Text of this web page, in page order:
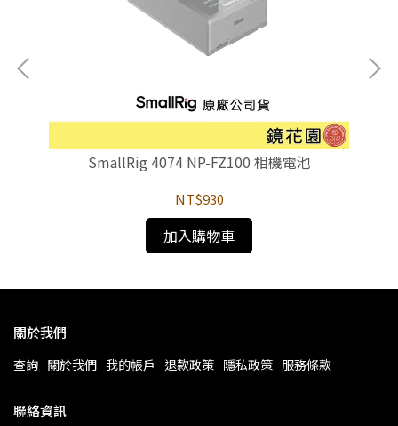
SmallRig 4074 NP-FZ100 相機電池
NT$930
加入購物車
關於我們
查詢 關於我們 我的帳戶 退款政策 隱私政策 服務條款
聯絡資訊